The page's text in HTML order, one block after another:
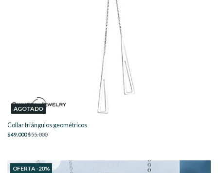
AGOTADO
Collar triángulos geométricos
$49.000$55.000
OFERTA -20%